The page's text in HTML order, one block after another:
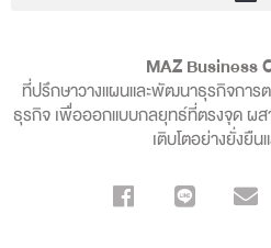
MAZ Business
ที่ปรึกษาวางแผนและพัฒนาธุรกิจการต
ธุรกิจ เพื่อออกแบบกลยุทธ์ที่ตรงจุด ผส
เติบโตอย่างยั่งยืน